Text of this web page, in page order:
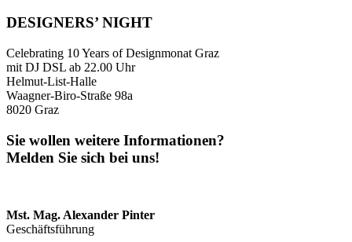
DESIGNERS’ NIGHT
Celebrating 10 Years of Designmonat Graz
mit DJ DSL ab 22.00 Uhr
Helmut-List-Halle
Waagner-Biro-Straße 98a
8020 Graz
Sie wollen weitere Informationen?
Melden Sie sich bei uns!
Mst. Mag. Alexander Pinter
Geschäftsführung